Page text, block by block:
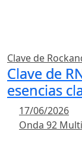
Clave de
Clave de
esencias
17/06/2026
Onda 92